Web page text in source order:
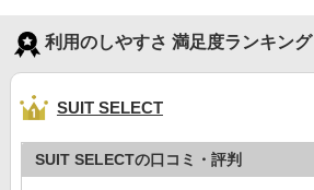
利用のしやすさ 満足度ランキング
SUIT SELECT
SUIT SELECTの口コミ・評判